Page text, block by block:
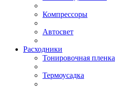
Компрессоры
Автосвет
Расходники
Тонировочная пленка
Термоусадка